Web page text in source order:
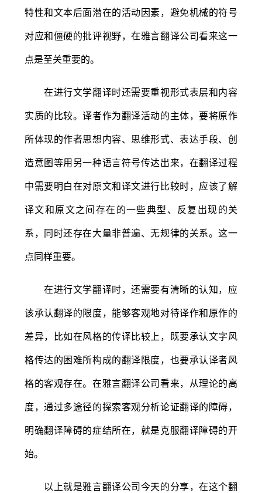
特性和文本后面潜在的活动因素，避免机械的符号
对应和僵硬的批评视野，在雅言翻译公司看来这一
点是至关重要的。
在进行文学翻译时还需要重视形式表层和内容
实质的比较。译者作为翻译活动的主体，要将原作
所体现的作者思想内容、思维形式、表达手段、创
造意图等用另一种语言符号传达出来，在翻译过程
中需要明白在对原文和译文进行比较时，应该了解
译文和原文之间存在的一些典型、反复出现的关
系，同时还存在大量非普遍、无规律的关系。这一
点同样重要。
在进行文学翻译时，还需要有清晰的认知，应
该承认翻译的限度，能够客观地对待译作和原作的
差异，比如在风格的传译比较上，既要承认文字风
格传达的困难所构成的翻译限度，也要承认译者风
格的客观存在。在雅言翻译公司看来，从理论的高
度，通过多途径的探索客观分析论证翻译的障碍，
明确翻译障碍的症结所在，就是克服翻译障碍的开
始。
以上就是雅言翻译公司今天的分享，在这个翻